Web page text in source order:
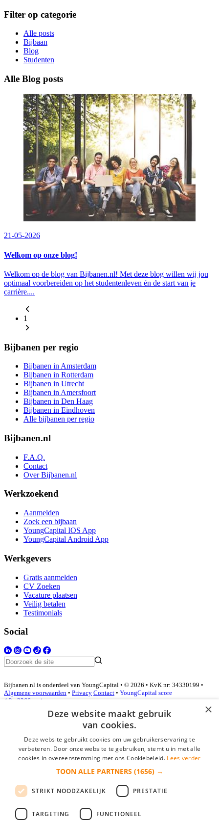
Filter op categorie
Alle posts
Bijbaan
Blog
Studenten
Alle Blog posts
21-05-2026
Welkom op onze blog!
Welkom op de blog van Bijbanen.nl! Met deze blog willen wij jou
optimaal voorbereiden op het studentenleven én de start van je
carrière....
1
Bijbanen per regio
Bijbanen in Amsterdam
Bijbanen in Rotterdam
Bijbanen in Utrecht
Bijbanen in Amersfoort
Bijbanen in Den Haag
Bijbanen in Eindhoven
Alle bijbanen per regio
Bijbanen.nl
F.A.Q.
Contact
Over Bijbanen.nl
Werkzoekend
Aanmelden
Zoek een bijbaan
YoungCapital IOS App
YoungCapital Android App
Werkgevers
Gratis aanmelden
CV Zoeken
Vacature plaatsen
Veilig betalen
Testimonials
Social
Bijbanen.nl is onderdeel van YoungCapital • © 2026 • KvK nr: 34330199 •
Algemene voorwaarden • Privacy Contact • YoungCapital score
4.3 - 3366 reviews
Inloggen als bedrijf
*
login gegevens onthouden
login
×
Deze website maakt gebruik
van cookies.
Deze website gebruikt cookies om uw gebruikerservaring te
verbeteren. Door onze website te gebruiken, stemt u in met alle
cookies in overeenstemming met ons Cookiebeleid. Lees verder
TOON ALLE PARTNERS (1656) →
STRIKT NOODZAKELIJK PRESTATIE
TARGETING FUNCTIONEEL